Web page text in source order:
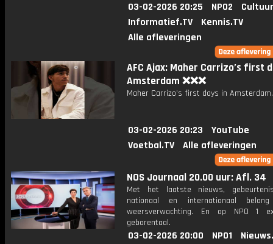
03-02-2026 20:25 NPO2
Informatief.TV
Kennis.TV
Alle afleveringen
AFC Ajax: Maher Carrizo’s first
Amsterdam ❌❌❌
Maher Carrizo’s first days in Amsterdam.
03-02-2026 20:23
YouTube
Voetbal.TV
Alle afleveringen
NOS Journaal 20.00 uur: Afl. 34
Met het laatste nieuws,
nationaal en internationaal
weersverwachting. En op NPO 1
gebarentaal.
03-02-2026 20:00 NPO1